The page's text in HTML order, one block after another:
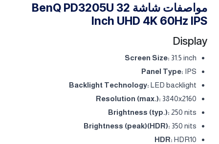
مواصفات شاشة BenQ PD3205U 32
Inch UHD 4K 60Hz IPS
Display
Screen Size: 31.5 inch
Panel Type: IPS
Backlight Technology: LED backlight
Resolution (max.): 3840x2160
Brightness (typ.): 250 nits
Brightness (peak)(HDR): 350 nits
HDR: HDR10